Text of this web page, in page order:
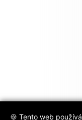
🍪 Tento web